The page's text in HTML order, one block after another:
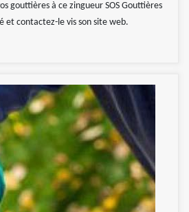
gouttières à ce zingueur SOS Gouttières
et contactez-le vis son site web.